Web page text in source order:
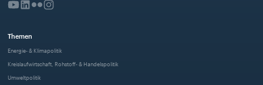
Themen
Energie- & Klimapolitik
Kreislaufwirtschaft, Rohstoff- & Handelspolitik
Umweltpolitik